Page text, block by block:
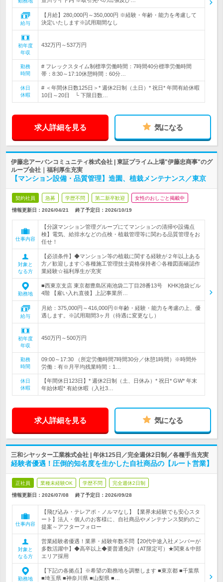
給与
【月給】280,000円～350,000円 ※経験・年齢・能力を考慮して
決定いたします※試用期間なし
初年度
年収
432万円～537万円
勤務
時間
# フレックスタイム制標準労働時間：7時間40分標準労働時間
帯：8:30～17:10休憩時間：60分…
休日
休暇
# ＜年間休日数125日＞* 週休2日制（土日）* 祝日* 年間有給休暇
10日～20日 └ 下限日数…
求人詳細を見る 気になる
伊藤忠アーバンコミュニティ株式会社 | 東証プライム上場"伊藤忠商事"のグ
ループ会社｜福利厚生充実
【マンション設備・品質管理】造園、植栽メンテナンス／東京
契約社員 急募 学歴不問 第二新卒歓迎 女性のおしごと掲載中
情報更新日：2026/04/21 終了予定日： 2026/10/19
仕事内容
【分譲マンション管理グループにてマンションの清掃や設備点
検】電気、給排水などの点検・植栽管理等に関わる品質管理をお
任せ！
対象と
なる方
【必須条件】◆マンション等の植栽に関する経験が２年以上ある
方／歓迎します◇各種施工管理技士資格保持者◇各種図面確認作
業経験☆福利厚生が充実
勤務地
■西東京支店 東京都豊島区南池袋二丁目28番13号 KHK池袋ビル
4階 【雇い入れ直後】上記事業所…
給与
月給：375,000円～416,000円※年齢・経験・能力を考慮の上、優
遇します。※試用期間3ヶ月（待遇に変更なし）
初年度
年収
450万円～500万円
勤務
時間
09:00～17:30 （所定労働時間7時間30分／休憩1時間）※時間外
労働：有※月平均残業時間：1…
休日
休暇
【年間休日123日】* 週休2日制（土、日休み）* 祝日* GW* 年末
年始休暇* 有給休暇（入社3…
求人詳細を見る 気になる
三和シヤッター工業株式会社 | 年休125日／完全週休2日制／各種手当充実
経験者優遇！圧倒的知名度を生かした自社商品の【ルート営業】
正社員 業種未経験OK 学歴不問 完全週休2日制
情報更新日：2026/07/08 終了予定日： 2026/09/28
仕事内容
【飛び込み・テレアポ・ノルマなし】【業界未経験でも安心スタ
ート】法人・個人のお客様に、自社商品やメンテナンス契約のご
提案～アフターフォロー
対象と
なる方
営業経験者優遇！業界・経験年数不問【20代中途入社メンバーが
多数活躍中】◆高卒以上◆要普通免許（AT限定可）★関東＆中部
エリア採用
勤務地
【下記の各拠点】※希望の勤務地を調整します ■東京都 ■千葉県
■埼玉県 ■神奈川県 ■山梨県 ■…